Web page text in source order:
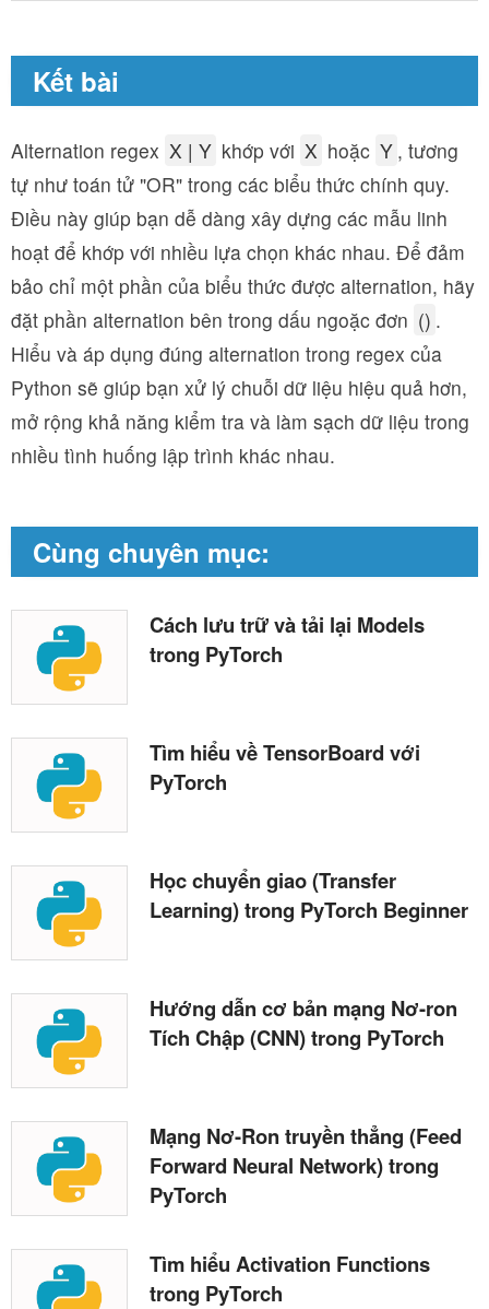
Kết bài
Alternation regex X | Y khớp với X hoặc Y , tương
tự như toán tử "OR" trong các biểu thức chính quy.
Điều này giúp bạn dễ dàng xây dựng các mẫu linh
hoạt để khớp với nhiều lựa chọn khác nhau. Để đảm
bảo chỉ một phần của biểu thức được alternation, hãy
đặt phần alternation bên trong dấu ngoặc đơn () .
Hiểu và áp dụng đúng alternation trong regex của
Python sẽ giúp bạn xử lý chuỗi dữ liệu hiệu quả hơn,
mở rộng khả năng kiểm tra và làm sạch dữ liệu trong
nhiều tình huống lập trình khác nhau.
Cùng chuyên mục:
Cách lưu trữ và tải lại Models
trong PyTorch
Tìm hiểu về TensorBoard với
PyTorch
Học chuyển giao (Transfer
Learning) trong PyTorch Beginner
Hướng dẫn cơ bản mạng Nơ-ron
Tích Chập (CNN) trong PyTorch
Mạng Nơ-Ron truyền thẳng (Feed
Forward Neural Network) trong
PyTorch
Tìm hiểu Activation Functions
trong PyTorch